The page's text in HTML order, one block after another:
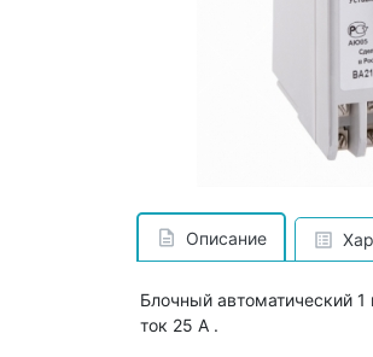
Описание
Блочный автоматический
ток 25 А .